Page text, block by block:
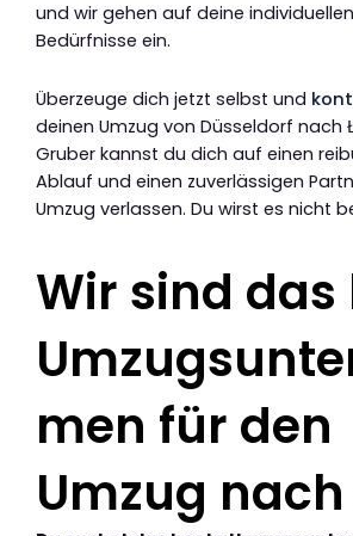
und wir gehen auf deine
Bedürfnisse ein.
Überzeuge dich jetzt selbst und
deinen Umzug von Düsseldorf nach
Gruber kannst du dich auf einen
Ablauf und einen zuverlässigen
Umzug verlassen. Du wirst es nicht
Wir sind das
men für den
Umzug nach